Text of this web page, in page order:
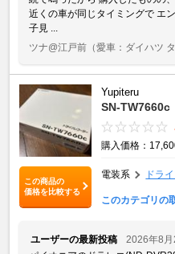
近くの車が同じタイミングで エ
子見 ...
ツナ@江戸前 （愛車：ダイハツ
この商品の
価格を比較する
Yupiteru
SN-TW7660c
購入価格：
電装系 ドラ
このカテゴリの
ユーザーの最新投稿
2026年8月